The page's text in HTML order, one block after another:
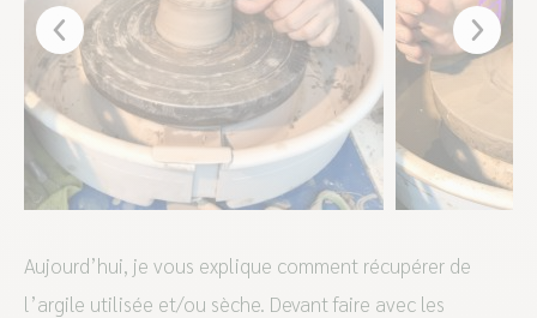
Aujourd’hui, je vous explique comment récupérer de
l’argile utilisée et/ou sèche. Devant faire avec les